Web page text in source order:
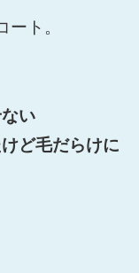
ト。
い
ど毛だらけに